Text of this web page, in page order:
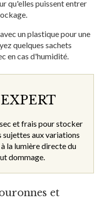
qu'elles puissent entrer
un plastique pour une
quelques sachets
en cas d'humidité.
et frais pour stocker
sujettes aux variations
la lumière directe du
dommage.
et